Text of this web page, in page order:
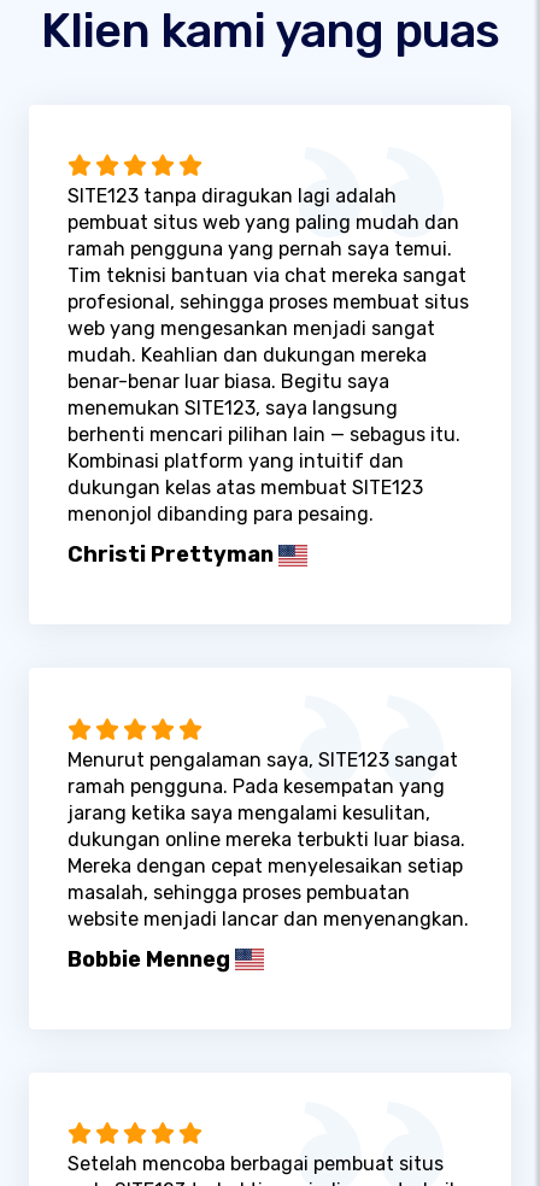
Klien kami yang puas
SITE123 tanpa diragukan lagi adalah
pembuat situs web yang paling mudah dan
ramah pengguna yang pernah saya temui.
Tim teknisi bantuan via chat mereka sangat
profesional, sehingga proses membuat situs
web yang mengesankan menjadi sangat
mudah. Keahlian dan dukungan mereka
benar-benar luar biasa. Begitu saya
menemukan SITE123, saya langsung
berhenti mencari pilihan lain — sebagus itu.
Kombinasi platform yang intuitif dan
dukungan kelas atas membuat SITE123
menonjol dibanding para pesaing.
Christi Prettyman
Menurut pengalaman saya, SITE123 sangat
ramah pengguna. Pada kesempatan yang
jarang ketika saya mengalami kesulitan,
dukungan online mereka terbukti luar biasa.
Mereka dengan cepat menyelesaikan setiap
masalah, sehingga proses pembuatan
website menjadi lancar dan menyenangkan.
Bobbie Menneg
Setelah mencoba berbagai pembuat situs